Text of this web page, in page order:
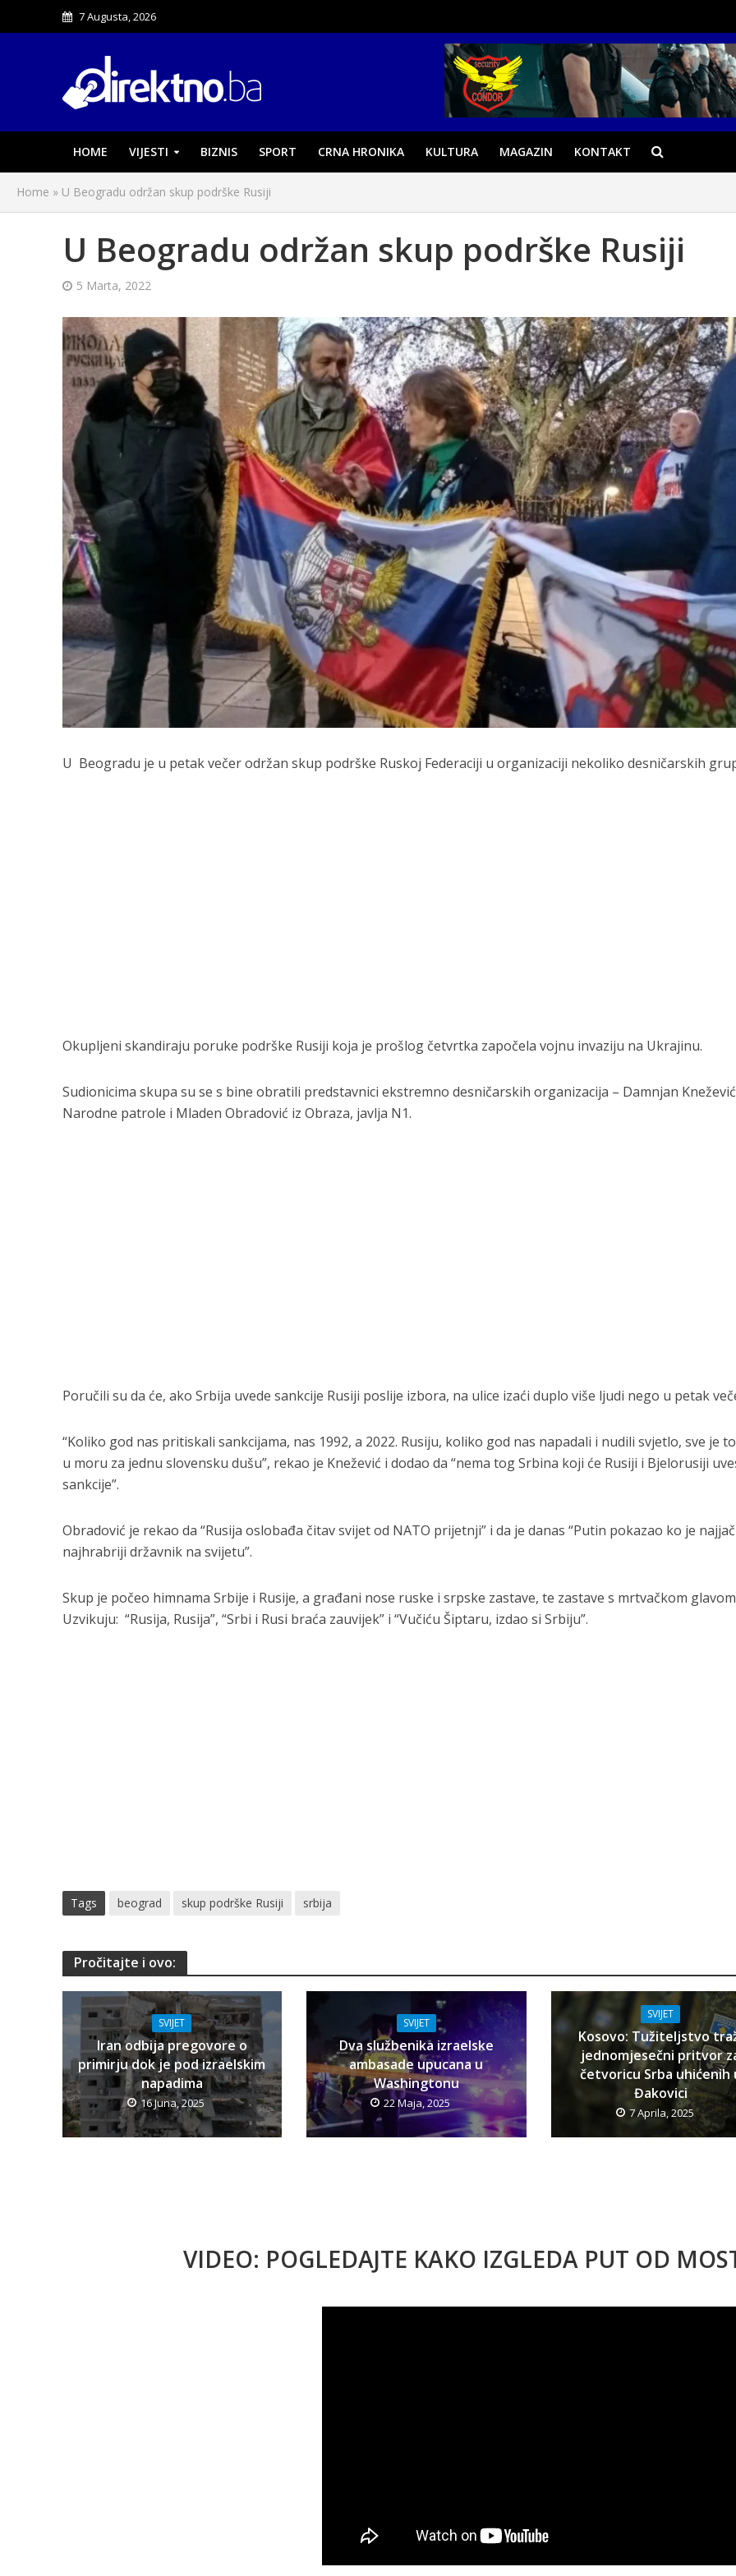
7 Augusta, 2026
HOME VIJESTI BIZNIS SPORT CRNA HRONIKA KULTURA MAGAZIN KONTAKT
Home » U Beogradu održan skup podrške Rusiji
U Beogradu održan skup podrške Rusiji
5 Marta, 2022
U Beogradu je u petak večer održan skup podrške Ruskoj Federaciji u organizaciji nekoliko desničarskih
Okupljeni skandiraju poruke podrške Rusiji koja je prošlog četvrtka započela vojnu invaziju na Ukrajinu.
Sudionicima skupa su se s bine obratili predstavnici ekstremno desničarskih organizacija – Damnjan
Narodne patrole i Mladen Obradović iz Obraza, javlja N1.
Poručili su da će, ako Srbija uvede sankcije Rusiji poslije izbora, na ulice izaći duplo više ljudi nego u petak
“Koliko god nas pritiskali sankcijama, nas 1992, a 2022. Rusiju, koliko god nas napadali i nudili svjetlo, sve je
u moru za jednu slovensku dušu”, rekao je Knežević i dodao da “nema tog Srbina koji će Rusiji i Bjelorusiji
sankcije”.
Obradović je rekao da “Rusija oslobađa čitav svijet od NATO prijetnji” i da je danas “Putin pokazao ko je
najhrabriji državnik na svijetu”.
Skup je počeo himnama Srbije i Rusije, a građani nose ruske i srpske zastave, te zastave s mrtvačkom
Uzvikuju: “Rusija, Rusija”, “Srbi i Rusi braća zauvijek” i “Vučiću Šiptaru, izdao si Srbiju”.
Tags beograd skup podrške Rusiji srbija
Pročitajte i ovo:
SVIJET
Iran odbija pregovore o
primirju dok je pod izraelskim
napadima
16 Juna, 2025
SVIJET
Dva službenika izraelske
ambasade upucana u
Washingtonu
22 Maja, 2025
SVIJET
Kosovo: Tužiteljstvo
jednomjesečni pritvor
četvoricu Srba uhićenih
Đakovici
7 Aprila, 2025
VIDEO: POGLEDAJTE KAKO IZGLEDA PUT OD